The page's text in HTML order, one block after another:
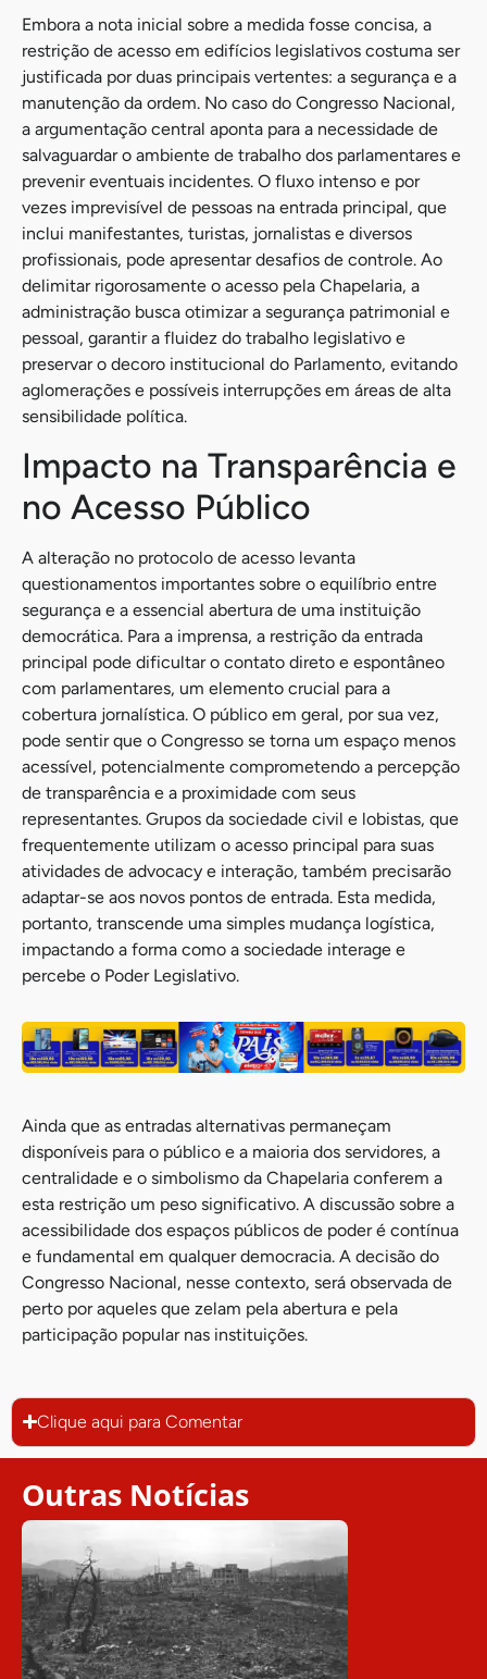
Embora a nota inicial sobre a medida fosse concisa, a
restrição de acesso em edifícios legislativos costuma ser
justificada por duas principais vertentes: a segurança e a
manutenção da ordem. No caso do Congresso Nacional,
a argumentação central aponta para a necessidade de
salvaguardar o ambiente de trabalho dos parlamentares e
prevenir eventuais incidentes. O fluxo intenso e por
vezes imprevisível de pessoas na entrada principal, que
inclui manifestantes, turistas, jornalistas e diversos
profissionais, pode apresentar desafios de controle. Ao
delimitar rigorosamente o acesso pela Chapelaria, a
administração busca otimizar a segurança patrimonial e
pessoal, garantir a fluidez do trabalho legislativo e
preservar o decoro institucional do Parlamento, evitando
aglomerações e possíveis interrupções em áreas de alta
sensibilidade política.
Impacto na Transparência e
no Acesso Público
A alteração no protocolo de acesso levanta
questionamentos importantes sobre o equilíbrio entre
segurança e a essencial abertura de uma instituição
democrática. Para a imprensa, a restrição da entrada
principal pode dificultar o contato direto e espontâneo
com parlamentares, um elemento crucial para a
cobertura jornalística. O público em geral, por sua vez,
pode sentir que o Congresso se torna um espaço menos
acessível, potencialmente comprometendo a percepção
de transparência e a proximidade com seus
representantes. Grupos da sociedade civil e lobistas, que
frequentemente utilizam o acesso principal para suas
atividades de advocacy e interação, também precisarão
adaptar-se aos novos pontos de entrada. Esta medida,
portanto, transcende uma simples mudança logística,
impactando a forma como a sociedade interage e
percebe o Poder Legislativo.
Ainda que as entradas alternativas permaneçam
disponíveis para o público e a maioria dos servidores, a
centralidade e o simbolismo da Chapelaria conferem a
esta restrição um peso significativo. A discussão sobre a
acessibilidade dos espaços públicos de poder é contínua
e fundamental em qualquer democracia. A decisão do
Congresso Nacional, nesse contexto, será observada de
perto por aqueles que zelam pela abertura e pela
participação popular nas instituições.
Clique aqui para Comentar
Outras Notícias